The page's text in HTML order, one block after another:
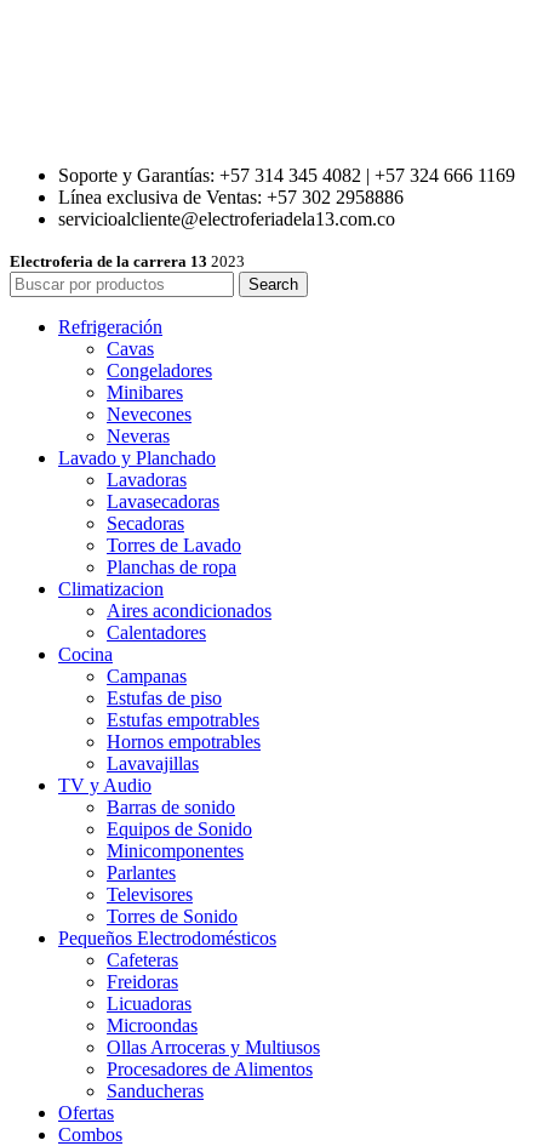
Soporte y Garantías: +57 314 345 4082 | +57 324 666 1169
Línea exclusiva de Ventas: +57 302 2958886
servicioalcliente@electroferiadela13.com.co
Electroferia de la carrera 13 2023
Search
Refrigeración
Cavas
Congeladores
Minibares
Nevecones
Neveras
Lavado y Planchado
Lavadoras
Lavasecadoras
Secadoras
Torres de Lavado
Planchas de ropa
Climatizacion
Aires acondicionados
Calentadores
Cocina
Campanas
Estufas de piso
Estufas empotrables
Hornos empotrables
Lavavajillas
TV y Audio
Barras de sonido
Equipos de Sonido
Minicomponentes
Parlantes
Televisores
Torres de Sonido
Pequeños Electrodomésticos
Cafeteras
Freidoras
Licuadoras
Microondas
Ollas Arroceras y Multiusos
Procesadores de Alimentos
Sanducheras
Ofertas
Combos